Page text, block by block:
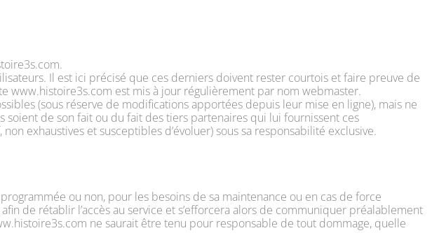
Il est ici précisé que ces derniers doivent rester courtois et faire preuve de
www.histoire3s.com est mis à jour régulièrement par nom webmaster.
(sous réserve de modifications apportées depuis leur mise en ligne), mais ne
soient de son fait ou du fait des tiers partenaires qui lui fournissent ces
exhaustives et susceptibles d’évoluer) sous sa responsabilité exclusive.
ou non, pour les besoins de sa maintenance ou en cas de force
de rétablir l’accès au service et s’efforcera alors de communiquer préalablement
ne saurait être tenu pour responsable de tout dommage, quelle